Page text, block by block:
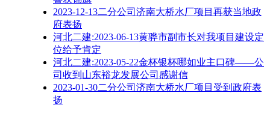
2023-12-13二分公司济南大桥水厂项目再获当地政
府表扬
河北二建:2023-06-13黄骅市副市长对我项目建设定
位给予肯定
河北二建:2023-05-22金杯银杯哪如业主口碑——公
司收到山东裕龙发展公司感谢信
2023-01-30二分公司济南大桥水厂项目受到政府表
扬